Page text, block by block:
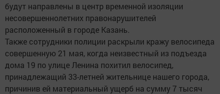
будут направлены в центр временной изоляции
несовершеннолетних правонарушителей
расположенный в городе Казань.
Также сотрудники полиции раскрыли кражу велосипеда
совершенную 21 мая, когда неизвестный из подъезда
дома 19 по улице Ленина похитил велосипед,
принадлежащий 33-летней жительнице нашего города,
причинив ей материальный ущерб на сумму 7 тысяч